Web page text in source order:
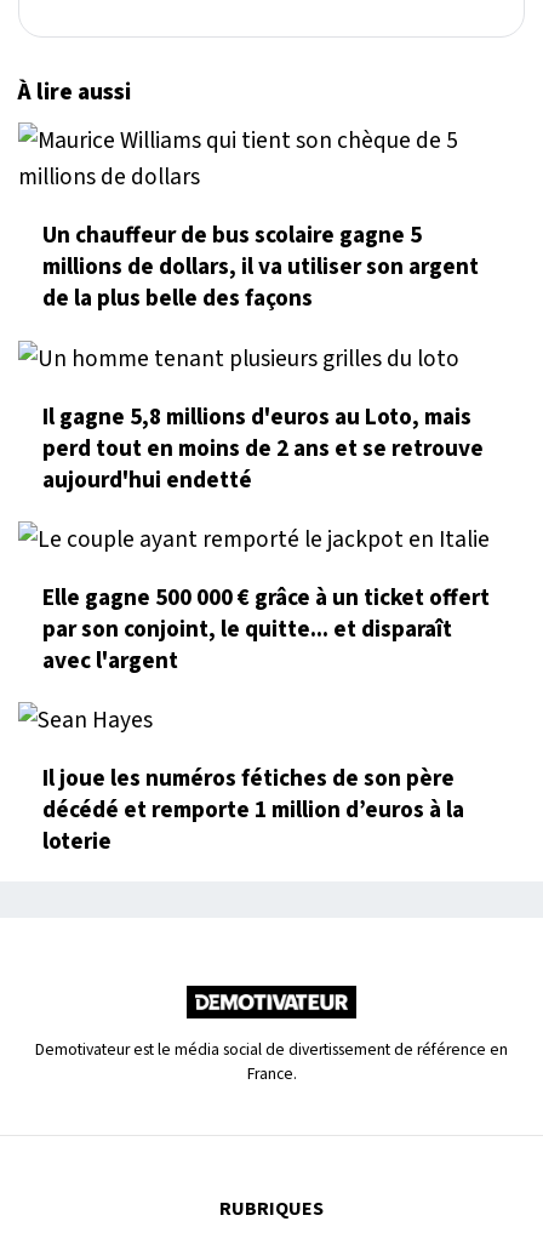
À lire aussi
Un chauffeur de bus scolaire gagne 5
millions de dollars, il va utiliser son argent
de la plus belle des façons
Il gagne 5,8 millions d'euros au Loto, mais
perd tout en moins de 2 ans et se retrouve
aujourd'hui endetté
Elle gagne 500 000 € grâce à un ticket offert
par son conjoint, le quitte... et disparaît
avec l'argent
Il joue les numéros fétiches de son père
décédé et remporte 1 million d’euros à la
loterie
Demotivateur est le média social de divertissement de référence en
France.
RUBRIQUES